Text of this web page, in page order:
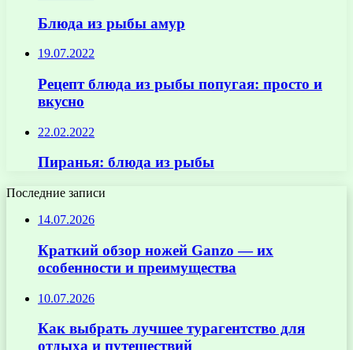
Блюда из рыбы амур
19.07.2022
Рецепт блюда из рыбы попугая: просто и
вкусно
22.02.2022
Пиранья: блюда из рыбы
Последние записи
14.07.2026
Краткий обзор ножей Ganzo — их
особенности и преимущества
10.07.2026
Как выбрать лучшее турагентство для
отдыха и путешествий